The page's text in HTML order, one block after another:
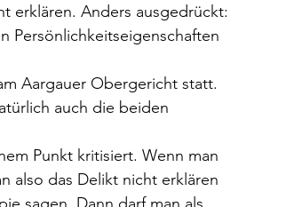
erklären. Anders ausgedrückt:
Persönlichkeitseigenschaften
Aargauer Obergericht statt.
auch die beiden
Punkt kritisiert. Wenn man
also das Delikt nicht erklären